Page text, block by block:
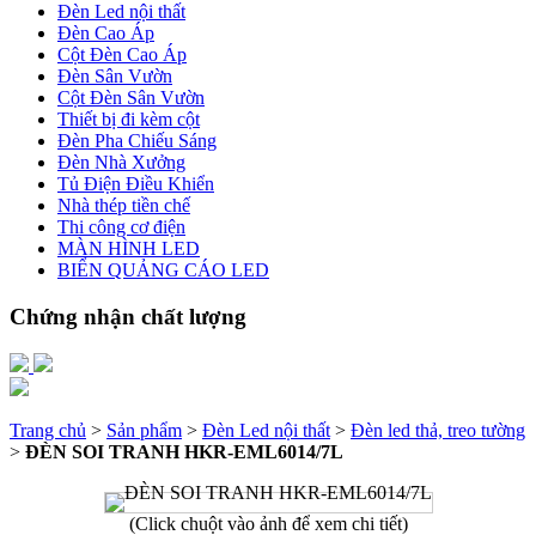
Đèn Led nội thất
Đèn Cao Áp
Cột Đèn Cao Áp
Đèn Sân Vườn
Cột Đèn Sân Vườn
Thiết bị đi kèm cột
Đèn Pha Chiếu Sáng
Đèn Nhà Xưởng
Tủ Điện Điều Khiển
Nhà thép tiền chế
Thi công cơ điện
MÀN HÌNH LED
BIỂN QUẢNG CÁO LED
Chứng nhận chất lượng
Trang chủ > Sản phẩm > Đèn Led nội thất > Đèn led thả, treo tường
> ĐÈN SOI TRANH HKR-EML6014/7L
(Click chuột vào ảnh để xem chi tiết)